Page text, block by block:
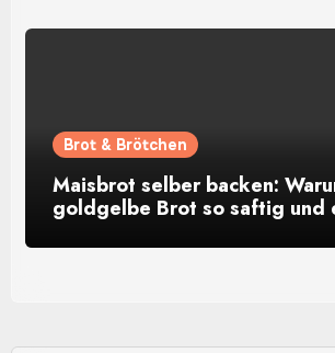
Brot & Brötchen
Maisbrot selber backen:
goldgelbe Brot so saftig und